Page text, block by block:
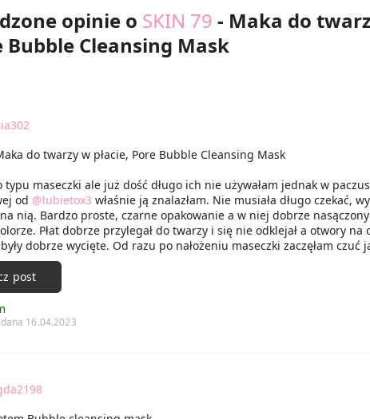
opinie o SKIN 79 - Maka do
Bubble Cleansing Mask
do twarzy w płacie, Pore Bubble Cleansing Mask
typu maseczki ale już dość długo ich nie używałam jednak w
od @lubietox3 właśnie ją znalazłam. Nie musiała długo czekać,
nią. Bardzo proste, czarne opakowanie a w niej dobrze
Płat dobrze przylegał do twarzy i się nie odklejał a otwory na
dobrze wycięte. Od razu po nałożeniu maseczki zaczęłam czuć
bąbelkować przez co czułam jakby moja twarz miała masaż.
było dość sporo. Po przemyciu twarzy wodą skóra była oczyszczona,
i przyjemna w dotyku.
post
16.04.2023